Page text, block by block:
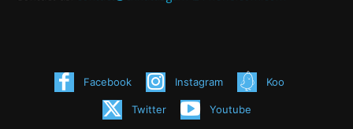
Facebook Instagram Koo
Twitter Youtube